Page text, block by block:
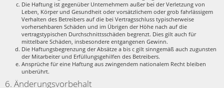
Die Haftung ist gegenüber Unternehmern außer bei der Verletzung von
Leben, Körper und Gesundheit oder vorsätzlichem oder grob fahrlässigem
Verhalten des Betreibers auf die bei Vertragsschluss typischerweise
vorhersehbaren Schäden und im Übrigen der Höhe nach auf die
vertragstypischen Durchschnittsschäden begrenzt. Dies gilt auch für
mittelbare Schäden, insbesondere entgangenen Gewinn.
Die Haftungsbegrenzung der Absätze a bis c gilt sinngemäß auch zugunsten
der Mitarbeiter und Erfüllungsgehilfen des Betreibers.
Ansprüche für eine Haftung aus zwingendem nationalem Recht bleiben
unberührt.
6. Änderungsvorbehalt